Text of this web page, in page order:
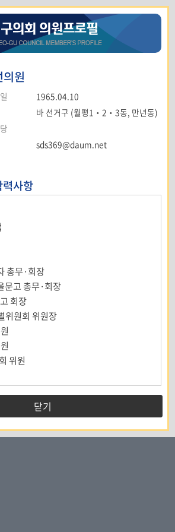
의원
1965.04.10
바 선거구 (월평1‧2‧3동, 만년동)
sds369@daum.net
사항
총무·회장
문고 총무·회장
회장
위원회 위원장
위원
닫기